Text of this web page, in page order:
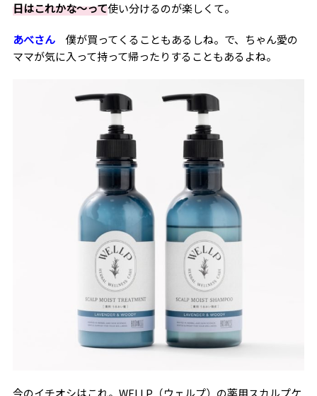
日はこれかな～って使い分けるのが楽しくて。
あべさん僕が買ってくることもあるしね。で、ちゃん愛の
ママが気に入って持って帰ったりすることもあるよね。
今のイチオシはこれ。 WELLP （ウェルプ）の薬用スカルプケ